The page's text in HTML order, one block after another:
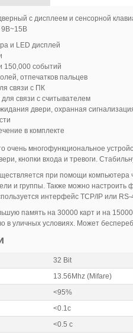
с дисплеем и сенсорной
и LED дисплей
150,000 событий
отпечатков пальцев
связи с ПК
связи с считывателем
двери, охранная
в комплекте
очень многофункциональное
кнопки входа и тревоги.
при помощи компьютера
и группы. Также можно настроить
интерфейс TCP/IP или RS-
память на 30000 карт и на
в уличных условиях. Может
32 Bit
13.56Mhz (Mifare)
<95%
<0.1с
<0.5 c